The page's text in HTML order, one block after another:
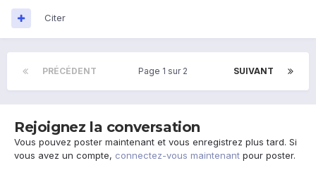
Citer
PRÉCÉDENT SUIVANT
Page 1 sur 2
Rejoignez la conversation
Vous pouvez poster maintenant et vous enregistrez plus tard. Si
vous avez un compte, connectez-vous maintenant pour poster.